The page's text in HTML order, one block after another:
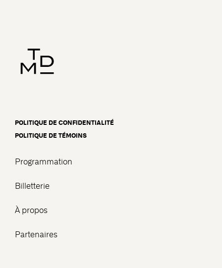
Programmation
Billetterie
À propos
Partenaires
POLITIQUE DE CONFIDENTIALITÉ
POLITIQUE DE TÉMOINS